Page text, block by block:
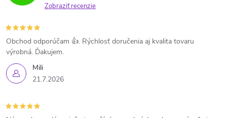
Zobraziť recenzie
Mili
21.7.2026
Obchod odporúčam 👍. Rýchlosť doručenia aj kvalita tovaru
výrobná. Ďakujem.